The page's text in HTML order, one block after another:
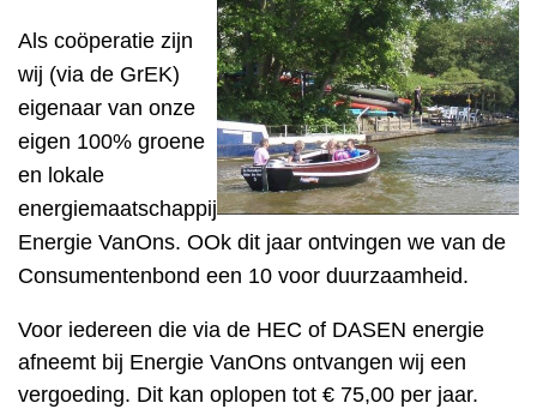
Als coöperatie zijn
wij (via de GrEK)
eigenaar van onze
eigen 100% groene
en lokale
energiemaatschappij
Energie VanOns. OOk dit jaar ontvingen we van de
Consumentenbond een 10 voor duurzaamheid.
Voor iedereen die via de HEC of DASEN energie
afneemt bij Energie VanOns ontvangen wij een
vergoeding. Dit kan oplopen tot € 75,00 per jaar.